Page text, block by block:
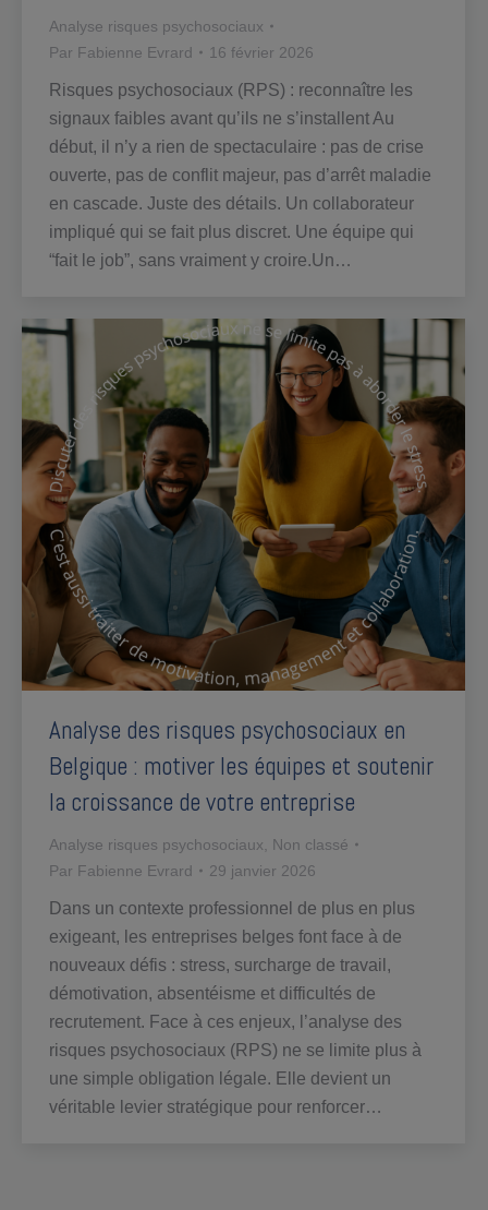
Analyse risques psychosociaux
Par Fabienne Evrard 16 février 2026
Risques psychosociaux (RPS) : reconnaître les
signaux faibles avant qu’ils ne s’installent Au
début, il n’y a rien de spectaculaire : pas de crise
ouverte, pas de conflit majeur, pas d’arrêt maladie
en cascade. Juste des détails. Un collaborateur
impliqué qui se fait plus discret. Une équipe qui
“fait le job”, sans vraiment y croire.Un…
Analyse des risques psychosociaux en
Belgique : motiver les équipes et soutenir
la croissance de votre entreprise
Analyse risques psychosociaux, Non classé
Par Fabienne Evrard 29 janvier 2026
Dans un contexte professionnel de plus en plus
exigeant, les entreprises belges font face à de
nouveaux défis : stress, surcharge de travail,
démotivation, absentéisme et difficultés de
recrutement. Face à ces enjeux, l’analyse des
risques psychosociaux (RPS) ne se limite plus à
une simple obligation légale. Elle devient un
véritable levier stratégique pour renforcer…